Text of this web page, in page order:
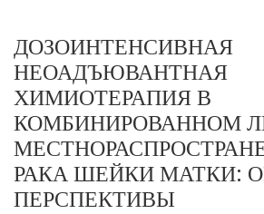
ДОЗОИНТЕНСИВНАЯ
НЕОАДЪЮВАНТНАЯ
ХИМИОТЕРАПИЯ В
КОМБИНИРОВАННОМ
РАКА ШЕЙКИ МАТКИ:
ПЕРСПЕКТИВЫ